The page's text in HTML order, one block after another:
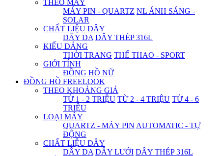
THEO MÁY
MÁY PIN - QUARTZ NL ÁNH SÁNG -
SOLAR
CHẤT LIỆU DÂY
DÂY DA DÂY THÉP 316L
KIỂU DÁNG
THỜI TRANG THỂ THAO - SPORT
GIỚI TÍNH
ĐỒNG HỒ NỮ
ĐỒNG HỒ FREELOOK
THEO KHOẢNG GIÁ
TỪ 1 - 2 TRIỆU TỪ 2 - 4 TRIỆU TỪ 4 - 6
TRIỆU
LOẠI MÁY
QUARTZ - MÁY PIN AUTOMATIC - TỰ
ĐỘNG
CHẤT LIỆU DÂY
DÂY DA DÂY LƯỚI DÂY THÉP 316L